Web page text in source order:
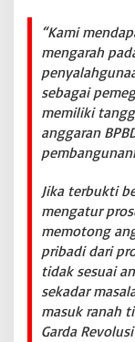
“Kami
mengarah
sebagai
memiliki
anggaran
Jika terbukti
mengatur
memotong
pribadi dari
tidak sesuai
sekadar
masuk ranah
Garda